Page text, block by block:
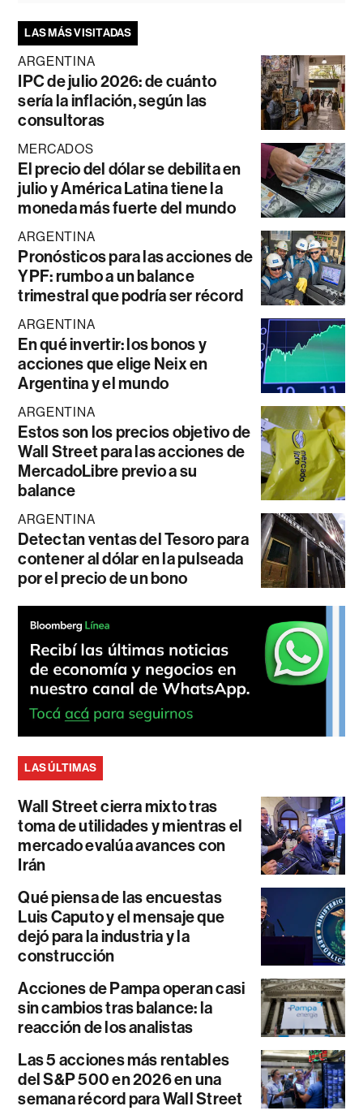
LAS MÁS VISITADAS
ARGENTINA
IPC de julio 2026: de cuánto
sería la inflación, según las
consultoras
MERCADOS
El precio del dólar se debilita en
julio y América Latina tiene la
moneda más fuerte del mundo
ARGENTINA
Pronósticos para las acciones de
YPF: rumbo a un balance
trimestral que podría ser récord
ARGENTINA
En qué invertir: los bonos y
acciones que elige Neix en
Argentina y el mundo
ARGENTINA
Estos son los precios objetivo de
Wall Street para las acciones de
MercadoLibre previo a su
balance
ARGENTINA
Detectan ventas del Tesoro para
contener al dólar en la pulseada
por el precio de un bono
LAS ÚLTIMAS
Wall Street cierra mixto tras
toma de utilidades y mientras el
mercado evalúa avances con
Irán
Qué piensa de las encuestas
Luis Caputo y el mensaje que
dejó para la industria y la
construcción
Acciones de Pampa operan casi
sin cambios tras balance: la
reacción de los analistas
Las 5 acciones más rentables
del S&P 500 en 2026 en una
semana récord para Wall Street